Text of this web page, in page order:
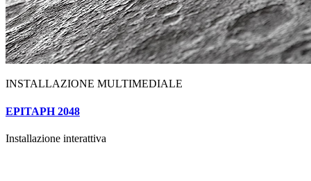
INSTALLAZIONE MULTIMEDIALE
EPITAPH 2048
Installazione interattiva